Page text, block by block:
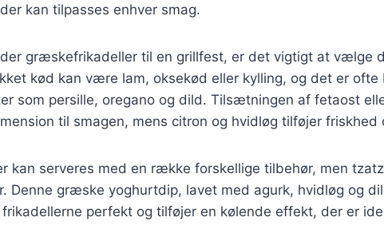
kan tilpasses enhver smag.
græskefrikadeller til en grillfest, er det vigtigt at vælge
kød kan være lam, oksekød eller kylling, og det er ofte
som persille, oregano og dild. Tilsætningen af fetaost
til smagen, mens citron og hvidløg tilføjer friskhed
kan serveres med en række forskellige tilbehør, men
Denne græske yoghurtdip, lavet med agurk, hvidløg og
perfekt og tilføjer en kølende effekt, der er